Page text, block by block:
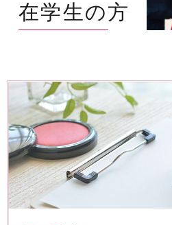
図書館・施設紹介
お問い合わせ
在学生の方